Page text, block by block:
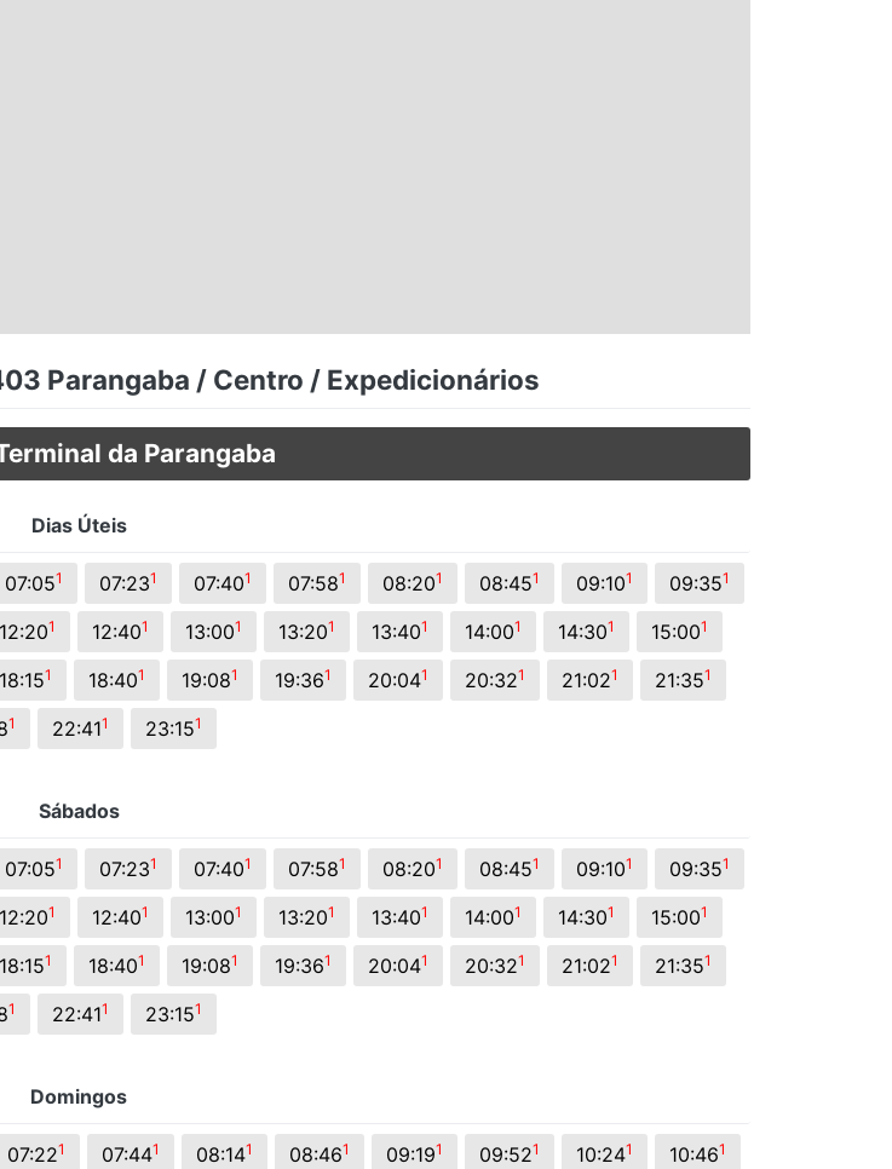
Parangaba / Centro / Expedicionários
da Parangaba
Dias Úteis
07:051 07:231 07:401 07:581 08:201 08:451 09:101 09:351
12:201 12:401 13:001 13:201 13:401 14:001 14:301 15:001
18:151 18:401 19:081 19:361 20:041 20:321 21:021 21:351
1 22:411 23:151
Sábados
07:051 07:231 07:401 07:581 08:201 08:451 09:101 09:351
12:201 12:401 13:001 13:201 13:401 14:001 14:301 15:001
18:151 18:401 19:081 19:361 20:041 20:321 21:021 21:351
1 22:411 23:151
Domingos
07:221 07:441 08:141 08:461 09:191 09:521 10:241 10:461